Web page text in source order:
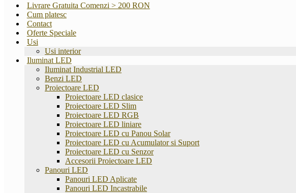
Livrare Gratuita Comenzi > 200 RON
Cum platesc
Contact
Oferte Speciale
Usi
Usi interior
Iluminat LED
Iluminat Industrial LED
Benzi LED
Proiectoare LED
Proiectoare LED clasice
Proiectoare LED Slim
Proiectoare LED RGB
Proiectoare LED liniare
Proiectoare LED cu Panou Solar
Proiectoare LED cu Acumulator si Suport
Proiectoare LED cu Senzor
Accesorii Proiectoare LED
Panouri LED
Panouri LED Aplicate
Panouri LED Incastrabile